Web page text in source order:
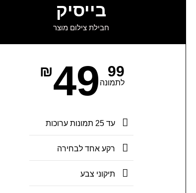
בייסיק
חבילת צילום מוצר
₪49 99
לתמונה
עד 25 תמונות ערוכות
רקע אחד לבחירה
תיקוני צבע